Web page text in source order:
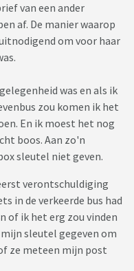
van een ander
af. De manier waarop
om voor haar
was en als ik
zou komen ik het
En ik moest het nog
boos. Aan zo'n
sleutel niet geven.
verontschuldiging
in de verkeerde bus had
of ik het erg zou vinden
sleutel gegeven om
ze meteen mijn post